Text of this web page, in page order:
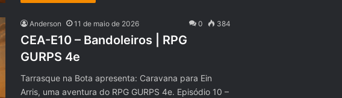
Anderson 11 de maio de 2026 0 384
CEA-E10 – Bandoleiros | RPG
GURPS 4e
Tarrasque na Bota apresenta: Caravana para Ein
Arris, uma aventura do RPG GURPS 4e. Episódio 10 –